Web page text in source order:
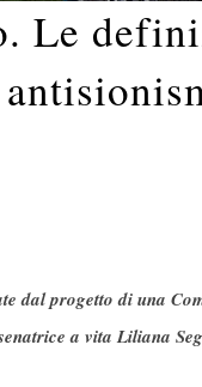
Le
dal progetto di una
a vita Liliana